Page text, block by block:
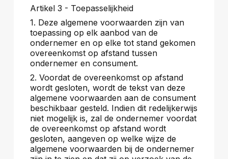
Artikel 3 - Toepasselijkheid
1. Deze algemene voorwaarden zijn van
toepassing op elk aanbod van de
ondernemer en op elke tot stand gekomen
overeenkomst op afstand tussen
ondernemer en consument.
2. Voordat de overeenkomst op afstand
wordt gesloten, wordt de tekst van deze
algemene voorwaarden aan de consument
beschikbaar gesteld. Indien dit redelijkerwijs
niet mogelijk is, zal de ondernemer voordat
de overeenkomst op afstand wordt
gesloten, aangeven op welke wijze de
algemene voorwaarden bij de ondernemer